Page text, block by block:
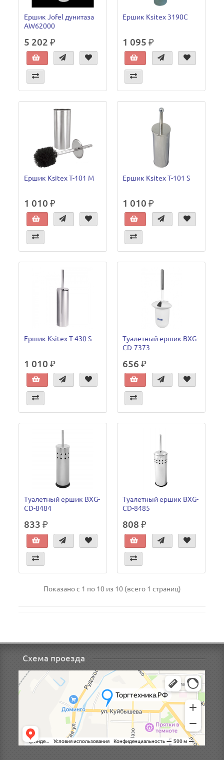
Ершик Jofel дунитаза
AW62000
5 202 ₽
Ершик Ksitex 3190C
1 095 ₽
Ершик Ksitex T-101 M
1 010 ₽
Ершик Ksitex T-101 S
1 010 ₽
Ершик Ksitex T-430 S
1 010 ₽
Туалетный ершик BXG-
CD-7373
656 ₽
Туалетный ершик BXG-
CD-8484
833 ₽
Туалетный ершик BXG-
CD-8485
808 ₽
Показано с 1 по 10 из 10 (всего 1 страниц)
Схема проезда